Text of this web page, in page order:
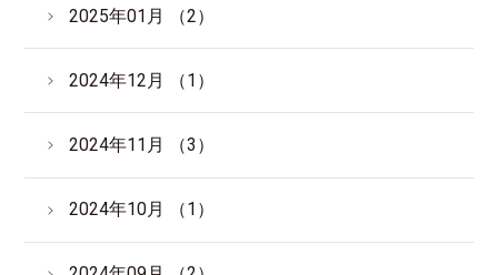
2025年01月 （2）
2024年12月 （1）
2024年11月 （3）
2024年10月 （1）